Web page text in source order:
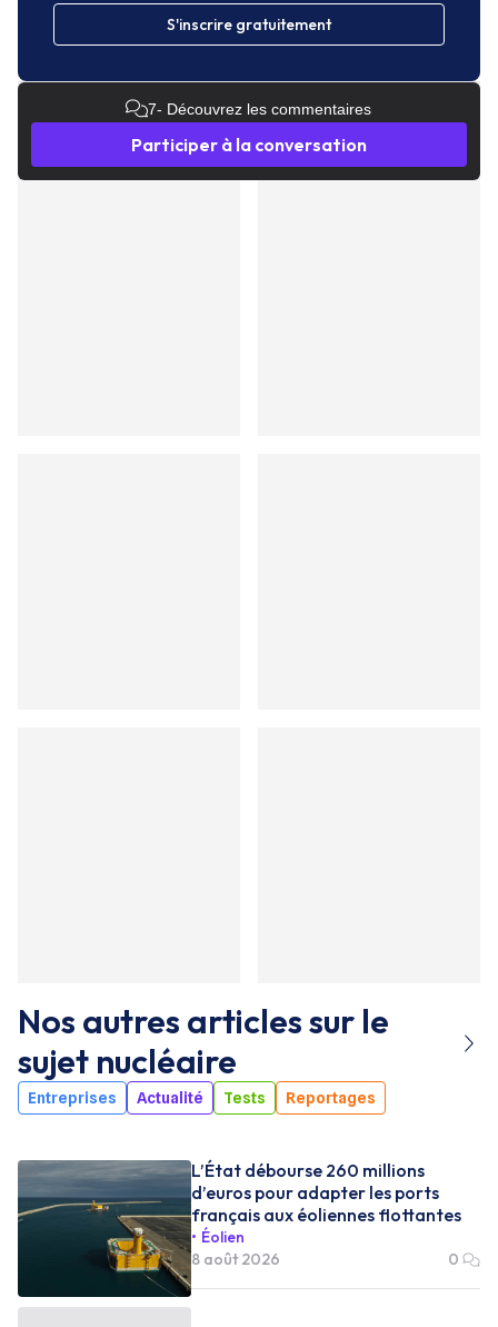
S'inscrire gratuitement
7- Découvrez les commentaires
Participer à la conversation
Nos autres articles sur le
sujet nucléaire
Entreprises Actualité Tests Reportages
L’État débourse 260 millions
d’euros pour adapter les ports
français aux éoliennes flottantes
Éolien
8 août 2026
0